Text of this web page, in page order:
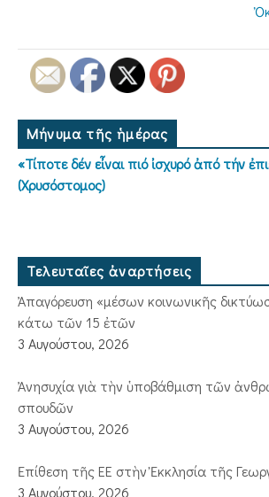
Μήνυμα τῆς ἡμέρας
«Τίποτε δέν εἶναι πιό ἰσχυρό ἀπό τήν
(Χρυσόστομος)
Τελευταῖες ἀναρτήσεις
Ἀπαγόρευση «μέσων κοινωνικῆς
κάτω τῶν 15 ἐτῶν
3 Αυγούστου, 2026
Ἀνησυχία γιὰ τὴν ὑποβάθμιση τῶν
σπουδῶν
3 Αυγούστου, 2026
Ἐπίθεση τῆς ΕΕ στὴν Ἐκκλησία τῆς
3 Αυγούστου, 2026